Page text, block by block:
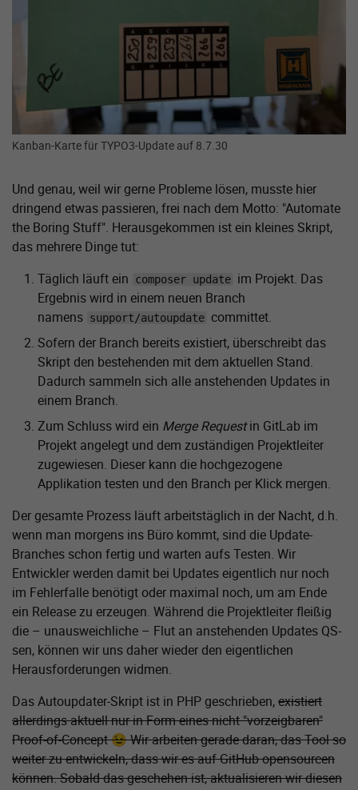
Kanban-Karte für TYPO3-Update auf 8.7.30
Und genau, weil wir gerne Probleme lösen, musste hier
dringend etwas passieren, frei nach dem Motto: "Automate
the Boring Stuff". Herausgekommen ist ein kleines Skript,
das mehrere Dinge tut:
Täglich läuft ein
composer update im Projekt. Das
Ergebnis wird in einem neuen Branch
namens support/autoupdate committet.
Sofern der Branch bereits existiert, überschreibt das
Skript den bestehenden mit dem aktuellen Stand.
Dadurch sammeln sich alle anstehenden Updates in
einem Branch.
Zum Schluss wird ein Merge Requestin GitLab im
Projekt angelegt und dem zuständigen Projektleiter
zugewiesen. Dieser kann die hochgezogene
Applikation testen und den Branch per Klick mergen.
Der gesamte Prozess läuft arbeitstäglich in der Nacht, d.h.
wenn man morgens ins Büro kommt, sind die Update-
Branches schon fertig und warten aufs Testen. Wir
Entwickler werden damit bei Updates eigentlich nur noch
im Fehlerfalle benötigt oder maximal noch, um am Ende
ein Release zu erzeugen. Während die Projektleiter fleißig
die – unausweichliche – Flut an anstehenden Updates QS-
sen, können wir uns daher wieder den eigentlichen
Herausforderungen widmen.
Das Autoupdater-Skript ist in PHP geschrieben,existiert
allerdings aktuell nur in Form eines nicht "vorzeigbaren"
Proof-of-Concept 😉 Wir arbeiten gerade daran, das Tool so
weiter zu entwickeln, dass wir es auf GitHub opensourcen
können. Sobald das geschehen ist, aktualisieren wir diesen